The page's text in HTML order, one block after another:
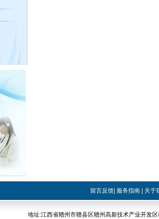
留言反馈 服务指南 关于
地址:江西省赣州市赣县区赣州高新技术产业开发